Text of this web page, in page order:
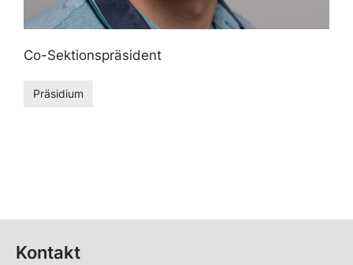
Co-Sektionspräsident
Präsidium
Kontakt